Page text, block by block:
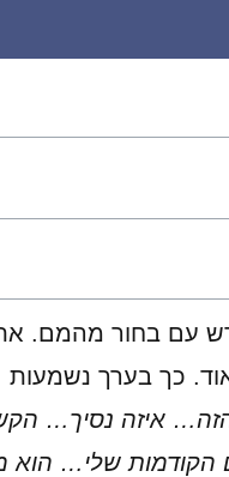
עם בחור מהמם.
כך בערך נשמעות
איזה נסיך…
הקודמות שלי… הוא